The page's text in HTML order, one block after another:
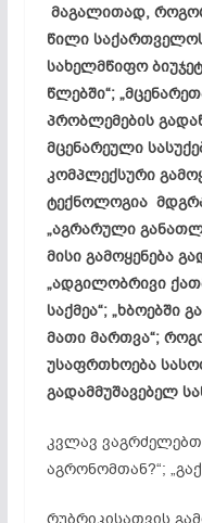
მაგალითად,
წილი
სახელმწიფო
წლებში“;
პრობლემების
მცენარეული
კომპლექსური
ტექნოლოგია
„აგრარული
მისი გამოყენება
„ადგილობრივი
საქმეა“; „ხბოებში
მათი მართვა“;
უსაფრთხოება
გადამმუშავებელ
კვლავ ვაგრძელებთ
აგრონომთან?“;